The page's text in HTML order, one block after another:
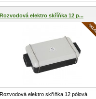
Rozvodová elektro skříňka 12 p...
Rozvodová elektro skříňka 12 pólová